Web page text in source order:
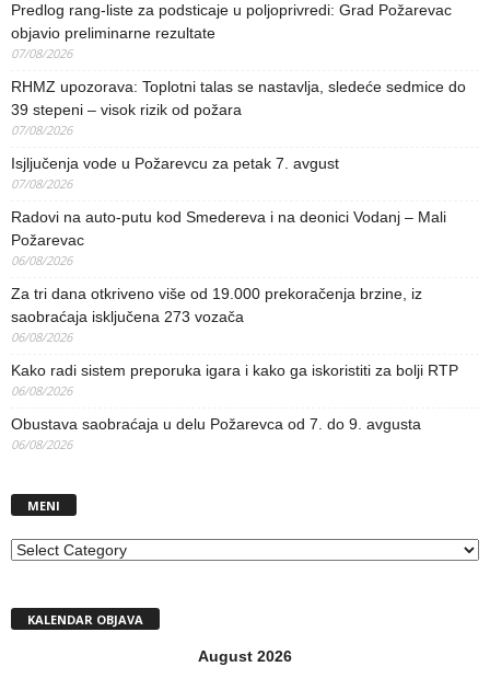
Predlog rang-liste za podsticaje u poljoprivredi: Grad Požarevac
objavio preliminarne rezultate
07/08/2026
RHMZ upozorava: Toplotni talas se nastavlja, sledeće sedmice do
39 stepeni – visok rizik od požara
07/08/2026
Isjljučenja vode u Požarevcu za petak 7. avgust
07/08/2026
Radovi na auto-putu kod Smedereva i na deonici Vodanj – Mali
Požarevac
06/08/2026
Za tri dana otkriveno više od 19.000 prekoračenja brzine, iz
saobraćaja isključena 273 vozača
06/08/2026
Kako radi sistem preporuka igara i kako ga iskoristiti za bolji RTP
06/08/2026
Obustava saobraćaja u delu Požarevca od 7. do 9. avgusta
06/08/2026
MENI
MENI
KALENDAR OBJAVA
August 2026